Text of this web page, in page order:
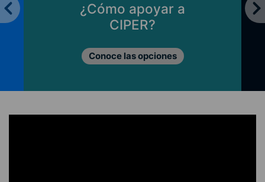
¿Cómo apoyar a
CIPER?
Conoce las opciones